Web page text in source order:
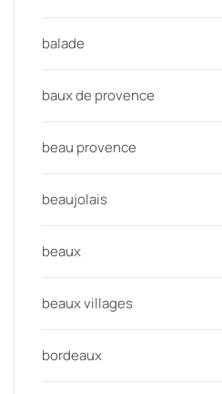
balade
baux de provence
beau provence
beaujolais
beaux
beaux villages
bordeaux